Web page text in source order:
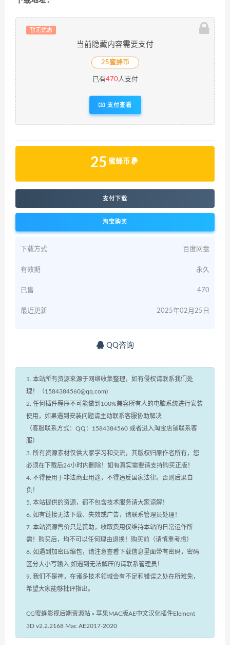
暂无优惠
当前隐藏内容需要支付
25蜜蜂币
已有470人支付
支付查看
25 蜜蜂币
支付下载
淘宝购买
下载方式 百度网盘
有效期 永久
已售 470
最近更新 2025年02月25日
QQ咨询
1. 本站所有资源来源于网络收集整理，如有侵权请联系我们处
理！（1584384560@qq.com)
2. 任何插件程序不可能做到100%兼容所有人的电脑系统进行安装
使用，如果遇到安装问题请主动联系客服协助解决
（客服联系方式：QQ：1584384560 或者进入淘宝店铺联系客
服）
3. 所有资源素材仅供大家学习和交流，其版权归原作者所有，您
必须在下载后24小时内删除！如有真实需要请支持购买正版！
4. 不得使用于非法商业用途，不得违反国家法律。否则后果自
负！
5. 本站提供的资源，都不包含技术服务请大家谅解！
6. 如有链接无法下载、失效或广告，请联系管理员处理！
7. 本站资源售价只是赞助，收取费用仅维持本站的日常运作所
需！购买后，均不可以任何理由退换！购买前（请慎重考虑）
8. 如遇到加密压缩包，请注意查看下载信息里面带有密码，密码
区分大小写输入,如遇到无法解压的请联系管理员！
9. 我们不是神，在诸多技术领域会有不足和错误之处在所难免，
希望大家能够批评指出。
CG蜜蜂影视后期资源站 » 苹果MAC版AE中文汉化插件Element
3D v2.2.2168 Mac AE2017-2020